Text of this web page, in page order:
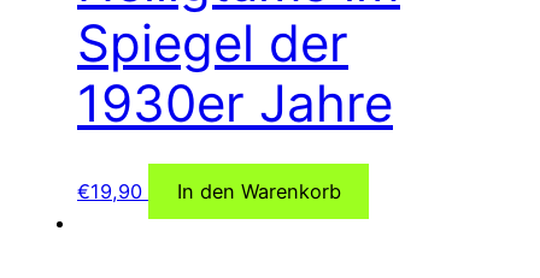
Spiegel der
1930er Jahre
€19,90 In den Warenkorb